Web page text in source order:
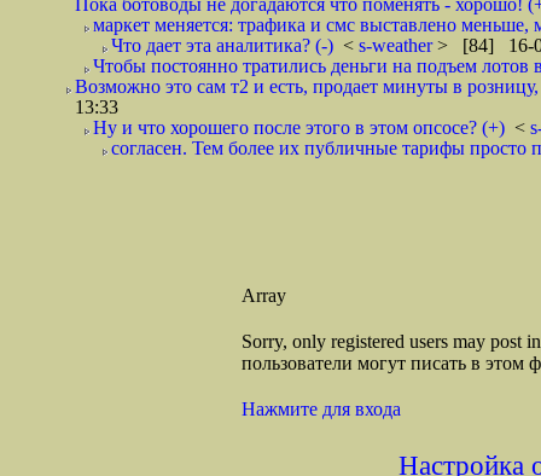
Пока ботоводы не догадаются что поменять - хорошо!
маркет меняется: трафика и смс выставлено меньше,
Что дает эта аналитика? (-) < s-weather> [84] 16-
Чтобы постоянно тратились деньги на подъем лотов
Возможно это сам т2 и есть, продает минуты в
13:33
Ну и что хорошего после этого в этом опсосе? (+) <
согласен. Тем более их публичные тарифы
Array
Sorry, only registered users may post
пользователи могут писать в этом
Нажмите для входа
Настройка